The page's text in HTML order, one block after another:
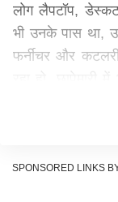
लोग लैपटॉप,
भी उनके पास था,
फर्नीचर और
ने लिखा,
SPONSORED LINKS